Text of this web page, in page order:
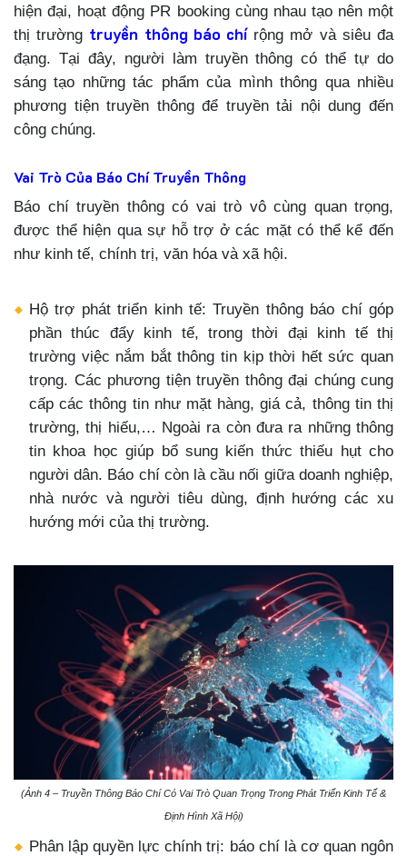
hiện đại, hoạt động PR booking cùng nhau tạo nên một
thị trường truyền thông báo chírộng mở và siêu đa
đạng. Tại đây, người làm truyền thông có thể tự do
sáng tạo những tác phẩm của mình thông qua nhiều
phương tiện truyền thông để truyền tải nội dung đến
công chúng.
Vai Trò Của Báo Chí Truyền Thông
Báo chí truyền thông có vai trò vô cùng quan trọng,
được thể hiện qua sự hỗ trợ ở các mặt có thể kể đến
như kinh tế, chính trị, văn hóa và xã hội.
Hộ trợ phát triển kinh tế: Truyền thông báo chí góp
phần thúc đẩy kinh tế, trong thời đại kinh tế thị
trường việc nắm bắt thông tin kịp thời hết sức quan
trọng. Các phương tiện truyền thông đại chúng cung
cấp các thông tin như mặt hàng, giá cả, thông tin thị
trường, thị hiếu,… Ngoài ra còn đưa ra những thông
tin khoa học giúp bổ sung kiến thức thiếu hụt cho
người dân. Báo chí còn là cầu nối giữa doanh nghiệp,
nhà nước và người tiêu dùng, định hướng các xu
hướng mới của thị trường.
(Ảnh 4 – Truyền Thông Báo Chí Có Vai Trò Quan Trọng Trong Phát Triển Kinh Tế &
Định Hình Xã Hội)
Phân lập quyền lực chính trị: báo chí là cơ quan ngôn